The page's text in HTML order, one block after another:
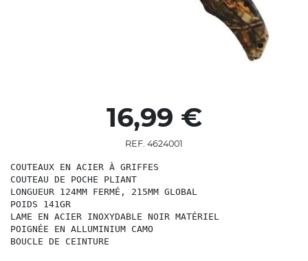
COUTEAUX EN ACIER À GRIFFES
COUTEAU DE POCHE PLIANT
LONGUEUR 124MM FERMÉ, 215MM GLOBAL
POIDS 141GR
LAME EN ACIER INOXYDABLE NOIR MATÉRIEL
POIGNÉE EN ALLUMINIUM CAMO
BOUCLE DE CEINTURE
16,99 €
REF. 4624001